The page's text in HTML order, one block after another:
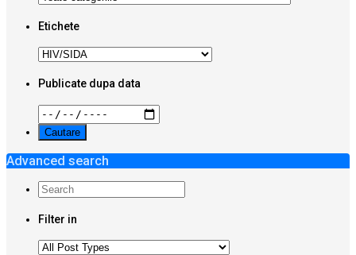
Etichete
Publicate dupa data
Advanced search
Filter in